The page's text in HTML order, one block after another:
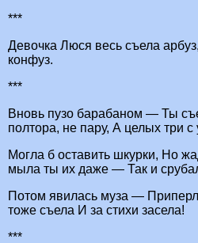
***
Девочка Люся весь съела
конфуз.
***
Вновь пузо барабаном — Ты
полтора, не пару, А целых три с
Могла б оставить шкурки, Но
мыла ты их даже — Так и
Потом явилась муза —
тоже съела И за стихи засела!
***